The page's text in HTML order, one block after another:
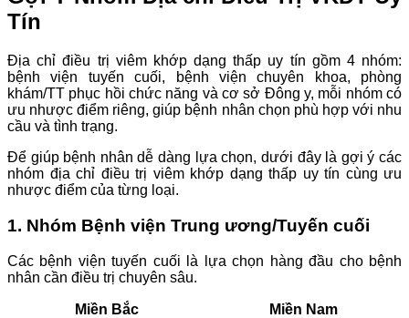
Tín
Địa chỉ điều trị viêm khớp dạng thấp uy tín gồm 4 nhóm:
bệnh viện tuyến cuối, bệnh viện chuyên khoa, phòng
khám/TT phục hồi chức năng và cơ sở Đông y, mỗi nhóm có
ưu nhược điểm riêng, giúp bệnh nhân chọn phù hợp với nhu
cầu và tình trạng.
Để giúp bệnh nhân dễ dàng lựa chọn, dưới đây là gợi ý các
nhóm địa chỉ điều trị viêm khớp dạng thấp uy tín cùng ưu
nhược điểm của từng loại.
1. Nhóm Bệnh viện Trung ương/Tuyến cuối
Các bệnh viện tuyến cuối là lựa chọn hàng đầu cho bệnh
nhân cần điều trị chuyên sâu.
Miền Bắc
Miền Nam